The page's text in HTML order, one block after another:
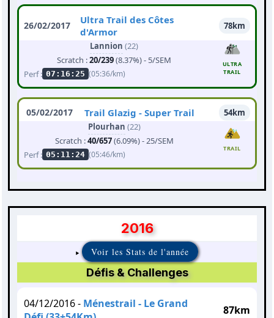
26/02/2017
Ultra Trail des Côtes
d'Armor
78km
Lannion (22)
Scratch :20/239(8.37%) - 5/SEM
Perf : 07:16:25 (05:36/km)
ULTRA
TRAIL
05/02/2017 Trail Glazig - Super Trail
54km
Plourhan (22)
Scratch :40/657(6.09%) - 25/SEM
Perf : 05:11:24 (05:46/km)
TRAIL
2016
Voir les Stats de l'année
Défis & Challenges
04/12/2016 - Ménestrail - Le Grand
87km